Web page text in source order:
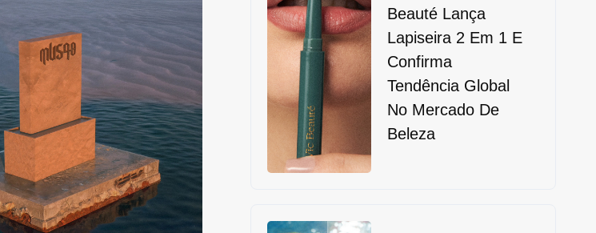
Beauté Lança
Lapiseira 2 Em 1 E
Confirma
Tendência Global
No Mercado De
Beleza